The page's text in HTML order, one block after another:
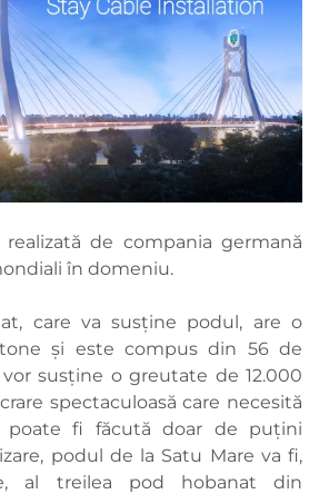
de compania germană
în domeniu.
care va susține podul, are o
și este compus din 56 de
susține o greutate de 12.000
spectaculoasă care necesită
poate fi făcută doar de puțini
podul de la Satu Mare va fi,
al treilea pod hobanat din